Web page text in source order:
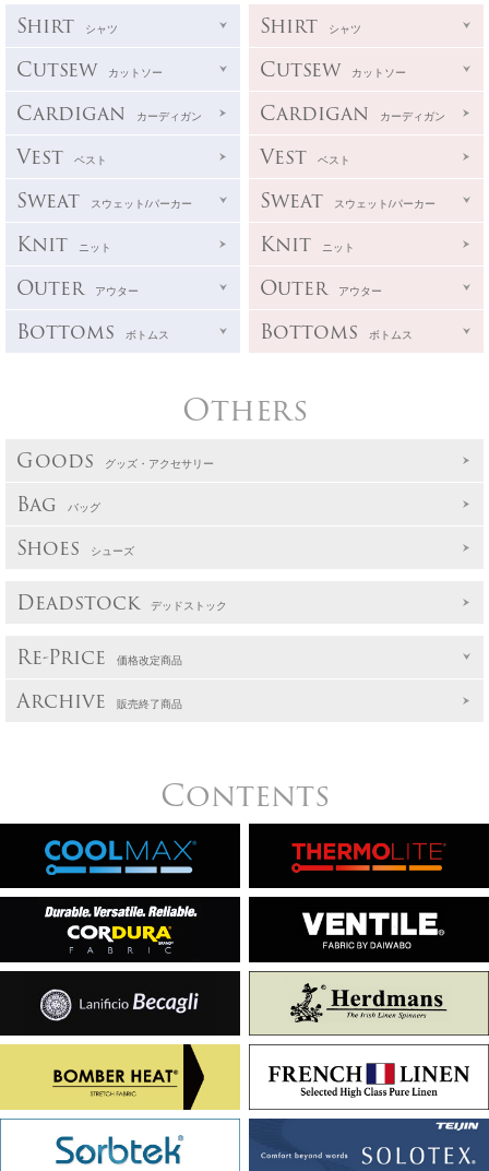
Shirt シャツ
Cutsew カットソー
Cardigan カーディガン
Vest ベスト
Sweat スウェット/パーカー
Knit ニット
Outer アウター
Bottoms ボトムス
Shirt シャツ
Cutsew カットソー
Cardigan カーディガン
Vest ベスト
Sweat スウェット/パーカー
Knit ニット
Outer アウター
Bottoms ボトムス
Others
Goods グッズ・アクセサリー
Bag バッグ
Shoes シューズ
Deadstock デッドストック
Re-Price 価格改定商品
Archive 販売終了商品
Contents